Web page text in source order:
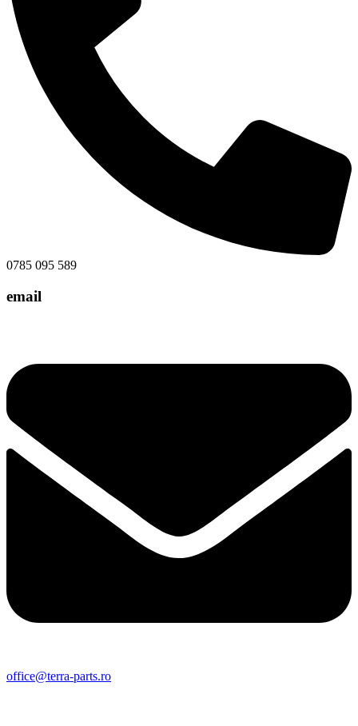
0785 095 589
email
office@terra-parts.ro